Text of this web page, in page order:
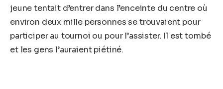
jeune tentait d’entrer dans l’enceinte du centre où
environ deux mille personnes se trouvaient pour
participer au tournoi ou pour l’assister. Il est tombé
et les gens l’auraient piétiné.